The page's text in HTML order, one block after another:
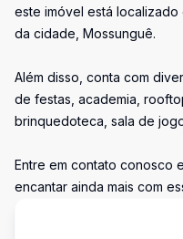
este imóvel está localizado
da cidade, Mossunguê.
Além disso, conta com
de festas, academia,
brinquedoteca, sala de
Entre em contato conosco
encantar ainda mais com